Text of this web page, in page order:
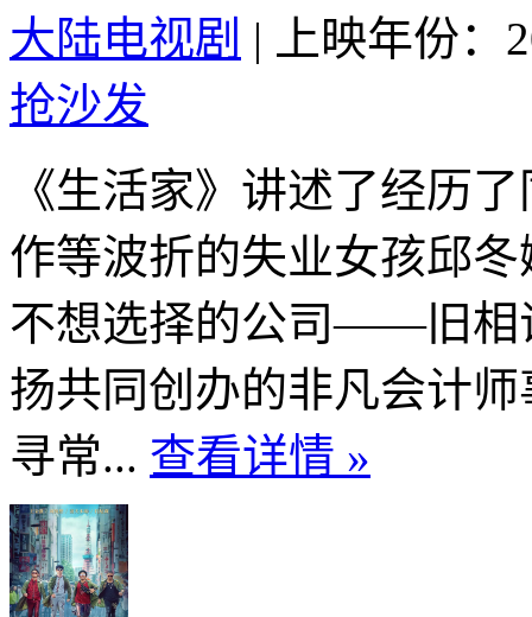
大陆电视剧 |
上映年份：
抢沙发
《生活家》讲述了经历
作等波折的失业女孩邱
不想选择的公司——旧相
扬共同创办的非凡会计
寻常... 查看详情 »